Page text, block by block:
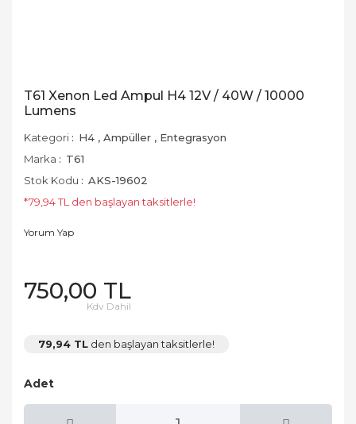
T61 Xenon Led Ampul H4 12V / 40W / 10000
Lumens
Kategori H4 , Ampüller , Entegrasyon
Marka
T61
Stok Kodu
AKS-19602
*79,94 TL den başlayan taksitlerle!
Yorum Yap
750,00 TL
Kdv Dahil
79,94 TL den başlayan taksitlerle!
Adet